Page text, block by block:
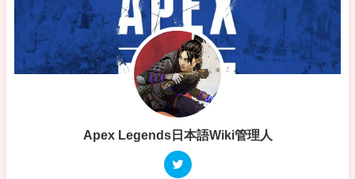
Apex Legends日本語Wiki管理人